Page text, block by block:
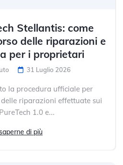
Stellantis: come
delle riparazioni e
per i proprietari
31 Luglio 2026
la procedura ufficiale per
riparazioni effettuate sui
1.0 e...
di più